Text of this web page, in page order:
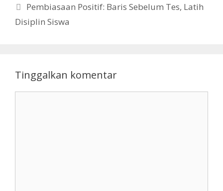
Pembiasaan Positif: Baris Sebelum Tes, Latih
Disiplin Siswa
Tinggalkan komentar